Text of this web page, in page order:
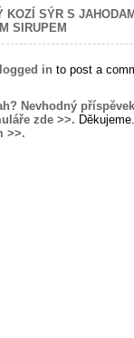
KOZÍ SÝR S
SIRUPEM
logged in to post a
Nevhodný
zde >>. Děkujeme.
>>.